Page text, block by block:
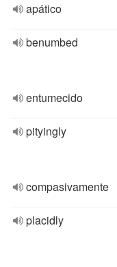
apático
benumbed
entumecido
pityingly
compasivamente
placidly